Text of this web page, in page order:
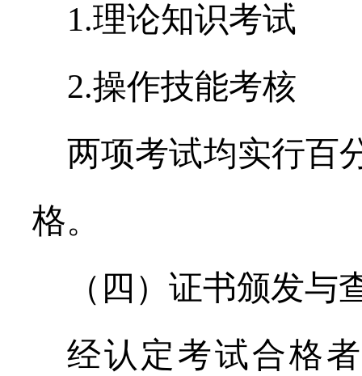
1.理论知识考试
2.操作技能考核
两项考试均实行百
格。
（四）证书颁发与
经认定考试合格